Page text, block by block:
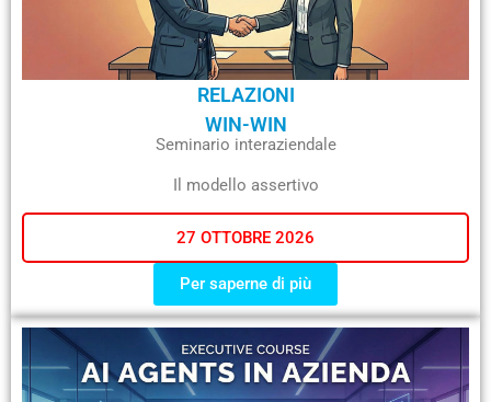
RELAZIONI
WIN-WIN
Seminario interaziendale
Il modello assertivo
27 OTTOBRE 2026
Per saperne di più